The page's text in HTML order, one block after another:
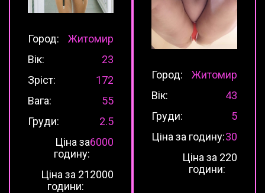
Город:
Житомир
Вік:
23
Зріст:
172
Вага:
55
Груди:
2.5
Ціна за
годину:
6000
Ціна за 2
години:
12000
Город:
Житомир
Вік:
43
Груди:
5
Ціна за годину:30
Ціна за 2
години:
20